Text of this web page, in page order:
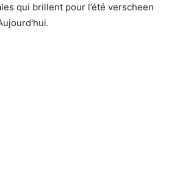
qui brillent pour l’été verscheen